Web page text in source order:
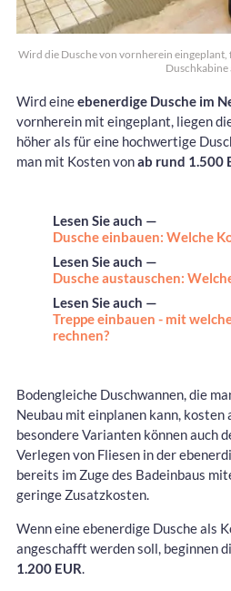
Wird die Dusche von vornherein eingeplant,
Duschkabine
Wird eineebenerdige Dusche im
vornherein mit eingeplant, liegen
höher als für eine hochwertige
man mit Kosten vonab rund 1.500
Lesen Sie auch —
Dusche einbauen: Welche
Lesen Sie auch —
Dusche austauschen:
Lesen Sie auch —
Treppe einbauen - mit
rechnen?
Bodengleiche Duschwannen, die
Neubau mit einplanen kann, kosten
besondere Varianten können auch
Verlegen von Fliesen in der
bereits im Zuge des Badeinbaus
geringe Zusatzkosten.
Wenn eine ebenerdige Dusche als
angeschafft werden soll, beginnen
1.200 EUR.